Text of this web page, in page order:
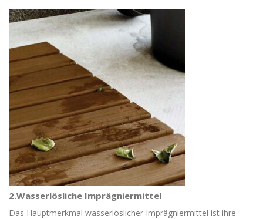
2.Wasserlösliche Imprägniermittel
Das Hauptmerkmal wasserlöslicher Imprägniermittel ist ihre